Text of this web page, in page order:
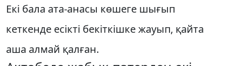
Екі бала ата-анасы көшеге шығып
кеткенде есікті бекіткішке жауып, қайта
аша алмай қалған.